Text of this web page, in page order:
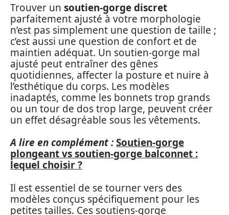
Trouver un soutien-gorge discret
parfaitement ajusté à votre morphologie
n’est pas simplement une question de taille ;
c’est aussi une question de confort et de
maintien adéquat. Un soutien-gorge mal
ajusté peut entraîner des gênes
quotidiennes, affecter la posture et nuire à
l’esthétique du corps. Les modèles
inadaptés, comme les bonnets trop grands
ou un tour de dos trop large, peuvent créer
un effet désagréable sous les vêtements.
A lire en complément :Soutien-gorge
plongeant vs soutien-gorge balconnet :
lequel choisir ?
Il est essentiel de se tourner vers des
modèles conçus spécifiquement pour les
petites tailles. Ces soutiens-gorge